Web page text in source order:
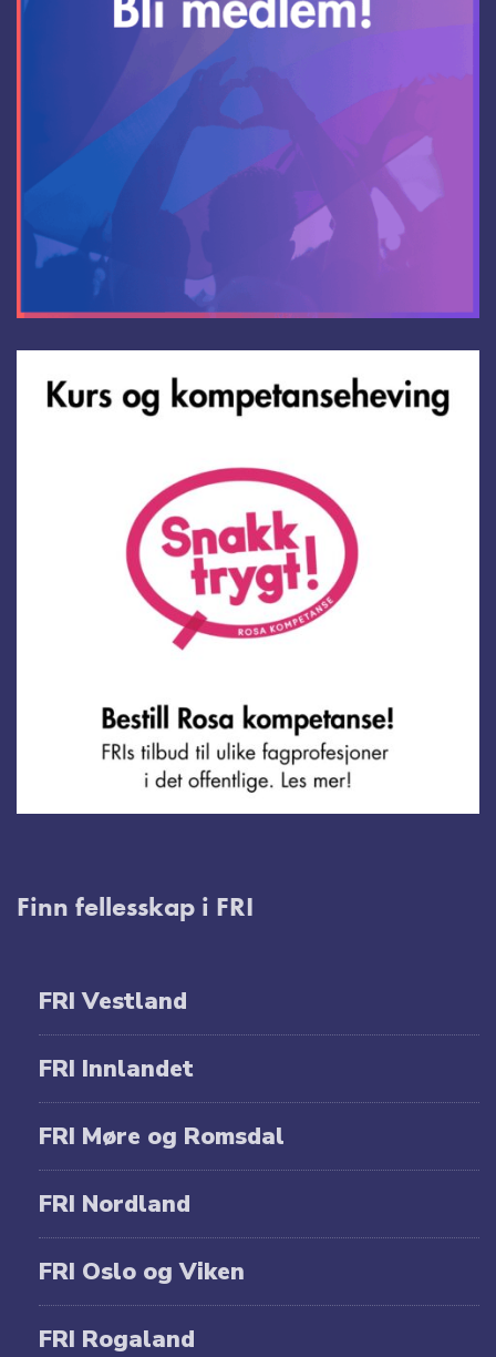
Finn fellesskap i FRI
FRI Vestland
FRI Innlandet
FRI Møre og Romsdal
FRI Nordland
FRI Oslo og Viken
FRI Rogaland